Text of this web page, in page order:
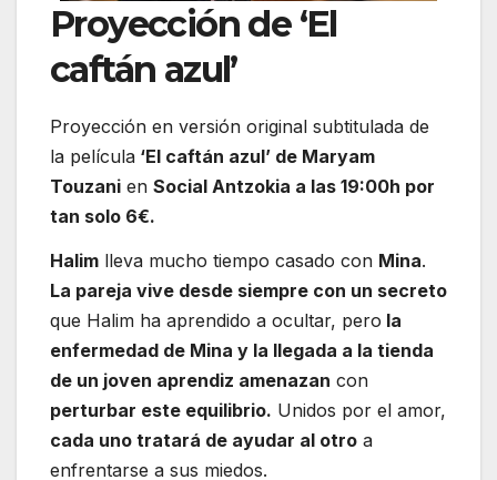
Proyección de ‘El
caftán azul’
Proyección en versión original subtitulada de
la película ‘El caftán azul’ de Maryam
Touzani en Social Antzokia a las 19:00h por
tan solo 6€.
Halim lleva mucho tiempo casado con Mina.
La pareja vive desde siempre con un secreto
que Halim ha aprendido a ocultar, pero la
enfermedad de Mina y la llegada a la tienda
de un joven aprendiz amenazan con
perturbar este equilibrio. Unidos por el amor,
cada uno tratará de ayudar al otro a
enfrentarse a sus miedos.